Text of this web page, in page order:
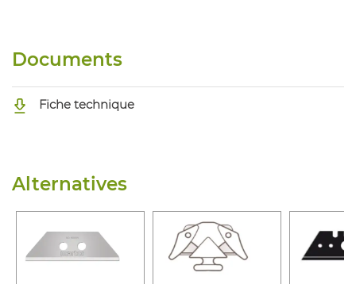
Documents
Fiche technique
Alternatives